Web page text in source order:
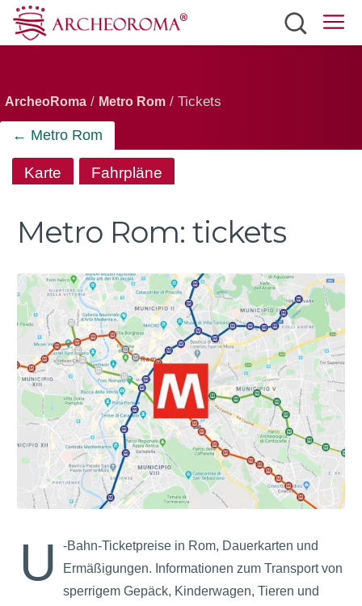
Tickets
Verkersmittel
Wetter
ArcheoRoma / Metro Rom / Tickets
← Metro Rom
Karte Fahrpläne
Metro Rom: tickets
U
-Bahn-Ticketpreise in Rom, Dauerkarten und
Ermäßigungen. Informationen zum Transport von
sperrigem Gepäck, Kinderwagen, Tieren und